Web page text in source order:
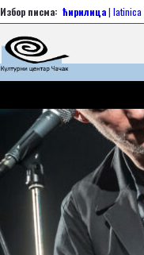
Избор писма: ћирилица| latinica